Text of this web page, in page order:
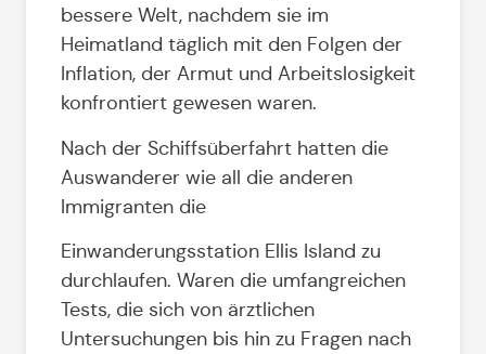
bessere Welt, nachdem sie im
Heimatland täglich mit den Folgen der
Inflation, der Armut und Arbeitslosigkeit
konfrontiert gewesen waren.
Nach der Schiffsüberfahrt hatten die
Auswanderer wie all die anderen
Immigranten die
Einwanderungsstation Ellis Island zu
durchlaufen. Waren die umfangreichen
Tests, die sich von ärztlichen
Untersuchungen bis hin zu Fragen nach